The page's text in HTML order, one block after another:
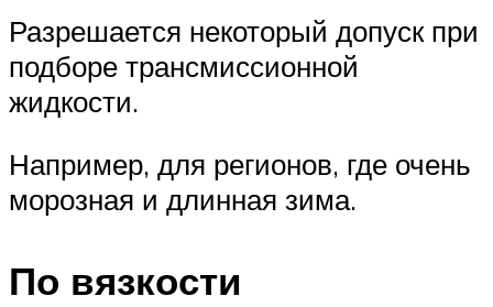
Разрешается некоторый допуск при
подборе трансмиссионной
жидкости.
Например, для регионов, где очень
морозная и длинная зима.
По вязкости